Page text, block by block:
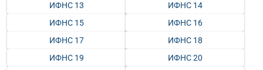
ИФНС 13
ИФНС 14
ИФНС 15
ИФНС 16
ИФНС 17
ИФНС 18
ИФНС 19
ИФНС 20